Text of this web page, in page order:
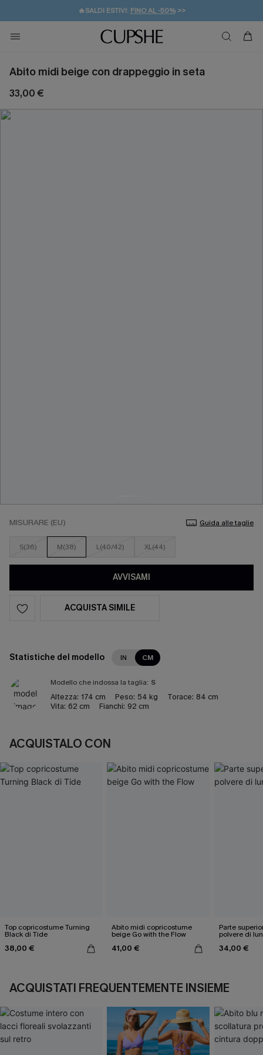
🔥SALDI ESTIVI: FINO AL -50%>>
🚚SPEDIZIONE GRATUITA DA 49€
💌REGALO PER I NUOVI: 20% DI SCONTO*
Abito midi beige con drappeggio in seta
33,00 €
MISURARE (EU) Guida alle taglie
S(36) M(38) L(40/42) XL(44)
AVVISAMI
ACQUISTA SIMILE
Statistiche del modello IN CM
Modello che indossa la taglia: S
Altezza: 174 cm Peso: 54 kg Torace: 84 cm
Vita: 62 cm Fianchi: 92 cm
ACQUISTALO CON
Top copricostume Turning
Black di Tide
38,00 €
Abito midi copricostume
beige Go with the Flow
41,00 €
Parte
polvere di
34,00 €
ACQUISTATI FREQUENTEMENTE INSIEME